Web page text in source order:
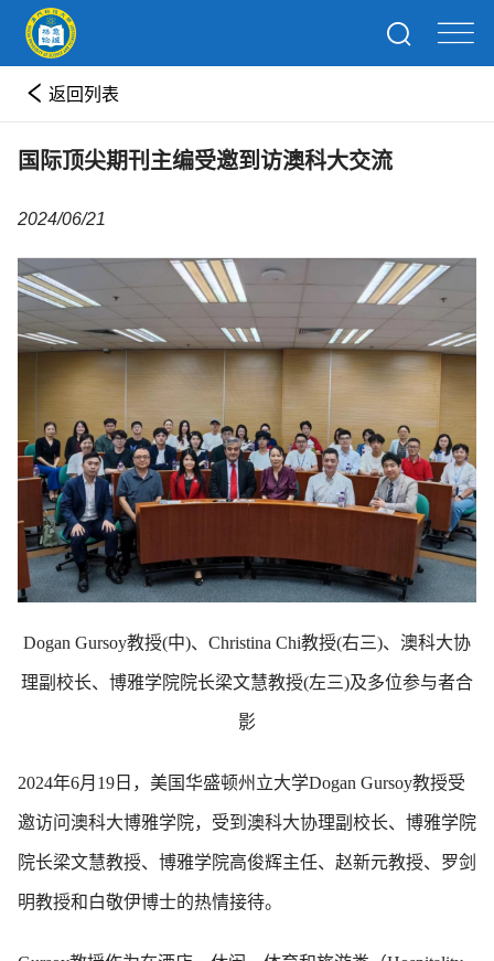
返回列表
国际顶尖期刊主编受邀到访澳科大交流
2024/06/21
Dogan Gursoy教授(中)、Christina Chi教授(右三)、澳科大协
理副校长、博雅学院院长梁文慧教授(左三)及多位参与者合
影
2024年6月19日，美国华盛顿州立大学Dogan Gursoy教授受
邀访问澳科大博雅学院，受到澳科大协理副校长、博雅学院
院长梁文慧教授、博雅学院高俊辉主任、赵新元教授、罗剑
明教授和白敬伊博士的热情接待。